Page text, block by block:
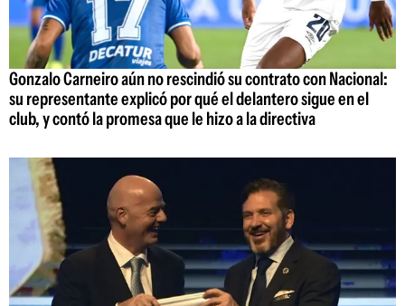
Gonzalo Carneiro aún no rescindió su contrato con Nacional:
su representante explicó por qué el delantero sigue en el
club, y contó la promesa que le hizo a la directiva